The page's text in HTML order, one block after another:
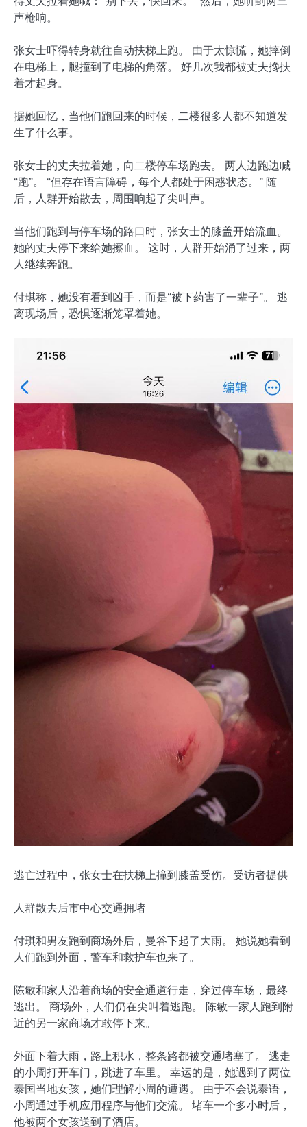
声枪响。
张女士吓得转身就往自动扶梯上跑。 由于太惊慌，她摔倒
在电梯上，腿撞到了电梯的角落。 好几次我都被丈夫搀扶
着才起身。
据她回忆，当他们跑回来的时候，二楼很多人都不知道发
生了什么事。
张女士的丈夫拉着她，向二楼停车场跑去。 两人边跑边喊
“跑”。 “但存在语言障碍，每个人都处于困惑状态。” 随
后，人群开始散去，周围响起了尖叫声。
当他们跑到与停车场的路口时，张女士的膝盖开始流血。
她的丈夫停下来给她擦血。 这时，人群开始涌了过来，两
人继续奔跑。
付琪称，她没有看到凶手，而是“被下药害了一辈子”。 逃
离现场后，恐惧逐渐笼罩着她。
逃亡过程中，张女士在扶梯上撞到膝盖受伤。受访者提供
人群散去后市中心交通拥堵
付琪和男友跑到商场外后，曼谷下起了大雨。 她说她看到
人们跑到外面，警车和救护车也来了。
陈敏和家人沿着商场的安全通道行走，穿过停车场，最终
逃出。 商场外，人们仍在尖叫着逃跑。 陈敏一家人跑到附
近的另一家商场才敢停下来。
外面下着大雨，路上积水，整条路都被交通堵塞了。 逃走
的小周打开车门，跳进了车里。 幸运的是，她遇到了两位
泰国当地女孩，她们理解小周的遭遇。 由于不会说泰语，
小周通过手机应用程序与他们交流。 堵车一个多小时后，
他被两个女孩送到了酒店。